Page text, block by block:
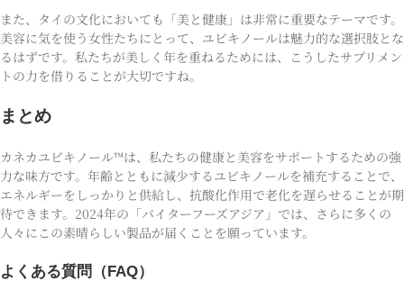
また、タイの文化においても「美と健康」は非常に重要なテーマです。
美容に気を使う女性たちにとって、ユビキノールは魅力的な選択肢とな
るはずです。私たちが美しく年を重ねるためには、こうしたサプリメン
トの力を借りることが大切ですね。
まとめ
カネカユビキノール™は、私たちの健康と美容をサポートするための強
力な味方です。年齢とともに減少するユビキノールを補充することで、
エネルギーをしっかりと供給し、抗酸化作用で老化を遅らせることが期
待できます。2024年の「バイターフーズアジア」では、さらに多くの
人々にこの素晴らしい製品が届くことを願っています。
よくある質問（FAQ）